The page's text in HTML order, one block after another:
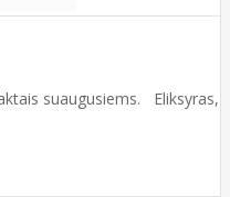
suaugusiems. Eliksyras,